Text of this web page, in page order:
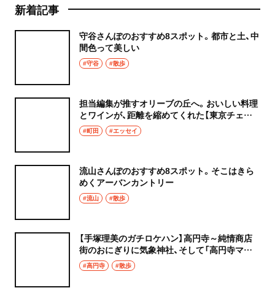
新着記事
守谷さんぽのおすすめ8スポット。都市と土、中
間色って美しい
#守谷 #散歩
担当編集が推すオリーブの丘へ。おいしい料理
とワインが、距離を縮めてくれた【東京チェン
飯diary】
#町田 #エッセイ
流山さんぽのおすすめ8スポット。そこはきら
めくアーバンカントリー
#流山 #散歩
【手塚理美のガチロケハン】高円寺～純情商店
街のおにぎりに気象神社、そして「高円寺マシ
タ」へ！
#高円寺 #散歩